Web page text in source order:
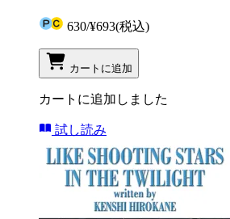
630/¥693(税込)
カートに追加
カートに追加しました
試し読み